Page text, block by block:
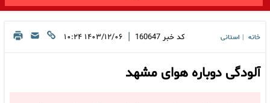
خانه استانی کد خبر 160647
| ۱۴۰۳/۱۲/۰۶ ۱۰:۲۴
آلودگی دوباره هوای مشهد